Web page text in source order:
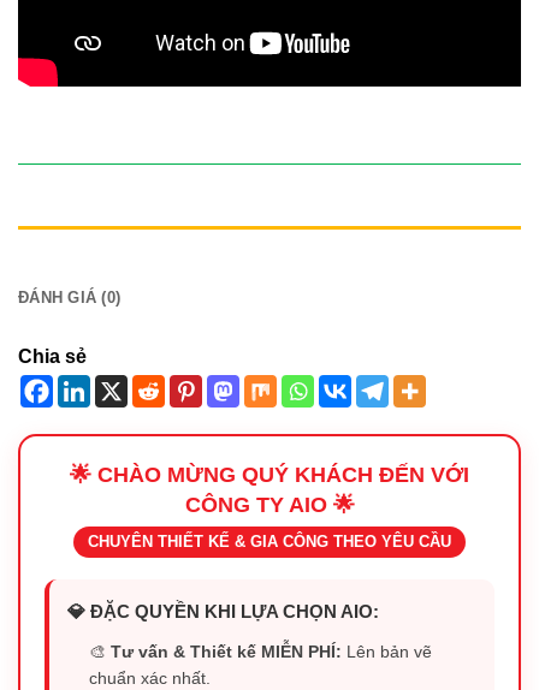
ĐÁNH GIÁ (0)
Chia sẻ
🌟 CHÀO MỪNG QUÝ KHÁCH ĐẾN VỚI
CÔNG TY AIO 🌟
CHUYÊN THIẾT KẾ & GIA CÔNG THEO YÊU CẦU
💎 ĐẶC QUYỀN KHI LỰA CHỌN AIO:
🎨Tư vấn & Thiết kế MIỄN PHÍ: Lên bản vẽ
chuẩn xác nhất.